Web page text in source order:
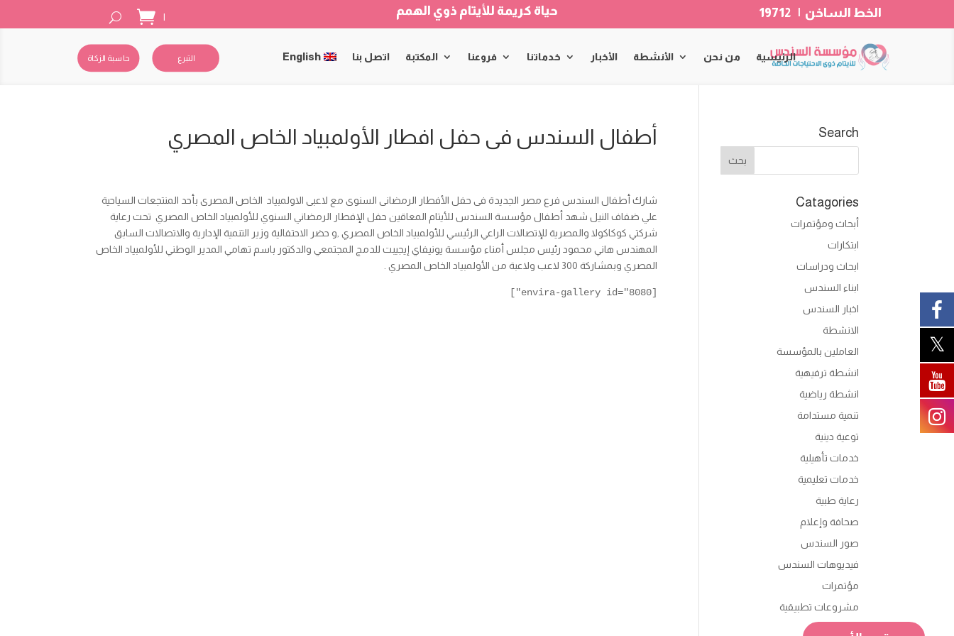
| حياة كريمة للأيتام ذوي الهمم الخط الساخن | 19712
التبرع حاسبة الزكاة الرئيسية من نحن الأنشطة الأخبار خدماتنا فروعنا المكتبة اتصل بنا English
أطفال السندس فى حفل افطار الأولمبياد الخاص المصري
شارك أطفال السندس فرع مصر الجديدة فى حفل الأفطار الرمضانى السنوى مع لاعبى الاولمبياد الخاص المصرى بأحد المنتجعات السياحية
علي ضفاف النيل شهد أطفال مؤسسة السندس للأيتام المعاقين حفل الإفطار الرمضاني السنوي للأولمبياد الخاص المصري تحت رعاية
شركتي كوكاكولا والمصرية للإتصالات الراعي الرئيسي للأولمبياد الخاص المصري ,و حضر الاحتفالية وزير التنمية الإدارية والاتصالات السابق
المهندس هاني محمود رئيس مجلس أمناء مؤسسة يونيفاي إيجيبت للدمج المجتمعي والدكتور باسم تهامي المدير الوطني للأولمبياد الخاص
المصري وبمشاركة 300 لاعب ولاعبة من الأولمبياد الخاص المصري .
[envira-gallery id="8080"]
Search
Catagories
أبحاث ومؤتمرات
ابتكارات
ابحاث ودراسات
ابناء السندس
اخبار السندس
الانشطة
العاملين بالمؤسسة
انشطة ترفيهية
انشطة رياضية
تنمية مستدامة
توعية دينية
خدمات تأهيلية
خدمات تعليمية
رعاية طبية
صحافة وإعلام
صور السندس
فيديوهات السندس
مؤتمرات
مشروعات تطبيقية